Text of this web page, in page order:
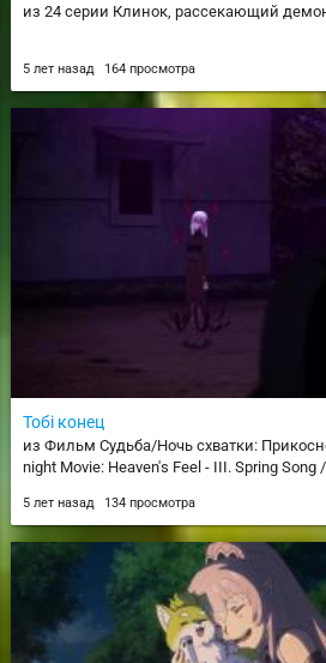
из 24 серии Клинок, рассекающий
5 лет назад 164 просмотра
Тобi конец
из Фильм Судьба/Ночь схватки:
night Movie: Heaven's Feel - III. Spring Song
5 лет назад 134 просмотра